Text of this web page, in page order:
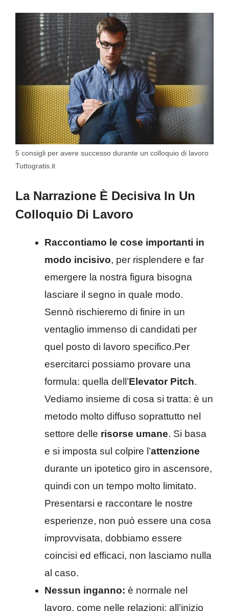
5 consigli per avere successo durante un colloquio di lavoro
Tuttogratis.it
La Narrazione È Decisiva In Un
Colloquio Di Lavoro
Raccontiamo le cose importanti in
modo incisivo, per risplendere e far
emergere la nostra figura bisogna
lasciare il segno in quale modo.
Sennò rischieremo di finire in un
ventaglio immenso di candidati per
quel posto di lavoro specifico.Per
esercitarci possiamo provare una
formula: quella dell’Elevator Pitch.
Vediamo insieme di cosa si tratta: è un
metodo molto diffuso soprattutto nel
settore delle risorse umane. Si basa
e si imposta sul colpire l’attenzione
durante un ipotetico giro in ascensore,
quindi con un tempo molto limitato.
Presentarsi e raccontare le nostre
esperienze, non può essere una cosa
improvvisata, dobbiamo essere
coincisi ed efficaci, non lasciamo nulla
al caso.
Nessun inganno: è normale nel
lavoro, come nelle relazioni: all’inizio